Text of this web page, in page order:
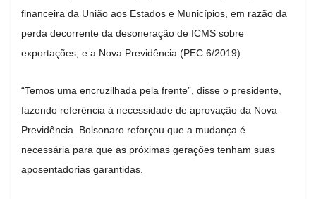
financeira da União aos Estados e Municípios, em razão da
perda decorrente da desoneração de ICMS sobre
exportações, e a Nova Previdência (PEC 6/2019).
“Temos uma encruzilhada pela frente”, disse o presidente,
fazendo referência à necessidade de aprovação da Nova
Previdência. Bolsonaro reforçou que a mudança é
necessária para que as próximas gerações tenham suas
aposentadorias garantidas.